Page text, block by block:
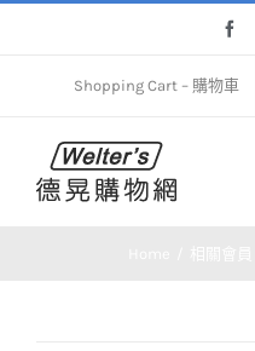
Shopping Cart – 購物車